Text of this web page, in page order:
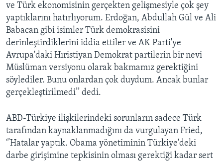
ve Türk ekonomisinin gerçekten gelişmesiyle çok şey
yaptıklarını hatırlıyorum. Erdoğan, Abdullah Gül ve Ali
Babacan gibi isimler Türk demokrasisini
derinleştirdiklerini iddia ettiler ve AK Parti'ye
Avrupa'daki Hıristiyan Demokrat partilerin bir nevi
Müslüman versiyonu olarak bakmamız gerektiğini
söylediler. Bunu onlardan çok duydum. Ancak bunlar
gerçekleştirilmedi’’ dedi.
ABD-Türkiye ilişkilerindeki sorunların sadece Türk
tarafından kaynaklanmadığını da vurgulayan Fried,
‘’Hatalar yaptık. Obama yönetiminin Türkiye'deki
darbe girişimine tepkisinin olması gerektiği kadar sert